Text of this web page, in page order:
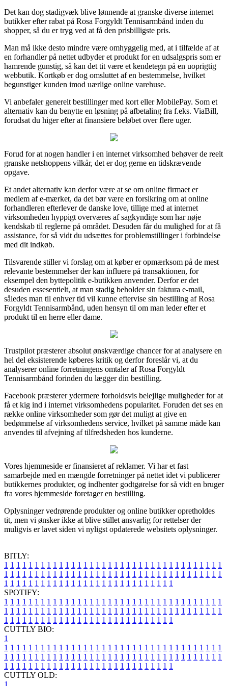
Det kan dog stadigvæk blive lønnende at granske diverse internet
butikker efter rabat på Rosa Forgyldt Tennisarmbånd inden du
shopper, så du er tryg ved at få den prisbilligste pris.
Man må ikke desto mindre være omhyggelig med, at i tilfælde af at
en forhandler på nettet udbyder et produkt for en udsalgspris som er
hamrende gunstig, så kan det tit være et kendetegn på en uoprigtig
webbutik. Kortkøb er dog omsluttet af en bestemmelse, hvilket
begunstiger kunden imod uærlige online varehuse.
Vi anbefaler generelt bestillinger med kort eller MobilePay. Som et
alternativ kan du benytte en løsning på afbetaling fra f.eks. ViaBill,
forudsat du higer efter at finansiere beløbet over flere uger.
Forud for at nogen handler i en internet virksomhed behøver de reelt
granske netshoppens vilkår, det er dog gerne en tidskrævende
opgave.
Et andet alternativ kan derfor være at se om online firmaet er
medlem af e-mærket, da det bør være en forsikring om at online
forhandleren efterlever de danske love, tillige med at internet
virksomheden hyppigt overværes af sagkyndige som har nøje
kendskab til reglerne på området. Desuden får du mulighed for at få
assistance, for så vidt du udsættes for problemstillinger i forbindelse
med dit indkøb.
Tilsvarende stiller vi forslag om at køber er opmærksom på de mest
relevante bestemmelser der kan influere på transaktionen, for
eksempel den byttepolitik e-butikken anvender. Derfor er det
desuden essesentielt, at man stadig beholder sin faktura e-mail,
således man til enhver tid vil kunne eftervise sin bestilling af Rosa
Forgyldt Tennisarmbånd, uden hensyn til om man leder efter et
produkt til en herre eller dame.
Trustpilot præsterer absolut ønskværdige chancer for at analysere en
hel del eksisterende køberes kritik og derfor foreslår vi, at du
analyserer online forretningens omtaler af Rosa Forgyldt
Tennisarmbånd forinden du lægger din bestilling.
Facebook præsterer ydermere forholdsvis belejlige muligheder for at
få et kig ind i internet virksomhedens popularitet. Foruden det ses en
række online virksomheder som gør det muligt at give en
bedømmelse af virksomhedens service, hvilket på samme måde kan
anvendes til afvejning af tilfredsheden hos kunderne.
Vores hjemmeside er finansieret af reklamer. Vi har et fast
samarbejde med en mængde forretninger på nettet idet vi publicerer
butikkernes produkter, og indhenter godtgørelse for så vidt en bruger
fra vores hjemmeside foretager en bestilling.
Oplysninger vedrørende produkter og online butikker opretholdes
tit, men vi ønsker ikke at blive stillet ansvarlig for rettelser der
muligvis er lavet siden vi nyligst opdaterede websitets oplysninger.
BITLY:
1 1 1 1 1 1 1 1 1 1 1 1 1 1 1 1 1 1 1 1 1 1 1 1 1 1 1 1 1 1 1 1 1 1 1 1
1 1 1 1 1 1 1 1 1 1 1 1 1 1 1 1 1 1 1 1 1 1 1 1 1 1 1 1 1 1 1 1 1 1 1 1
1 1 1 1 1 1 1 1 1 1 1 1 1 1 1 1 1 1 1 1 1 1 1 1 1 1 1 1
SPOTIFY:
1 1 1 1 1 1 1 1 1 1 1 1 1 1 1 1 1 1 1 1 1 1 1 1 1 1 1 1 1 1 1 1 1 1 1 1
1 1 1 1 1 1 1 1 1 1 1 1 1 1 1 1 1 1 1 1 1 1 1 1 1 1 1 1 1 1 1 1 1 1 1 1
1 1 1 1 1 1 1 1 1 1 1 1 1 1 1 1 1 1 1 1 1 1 1 1 1 1 1 1
CUTTLY BIO:
1
1 1 1 1 1 1 1 1 1 1 1 1 1 1 1 1 1 1 1 1 1 1 1 1 1 1 1 1 1 1 1 1 1 1 1 1
1 1 1 1 1 1 1 1 1 1 1 1 1 1 1 1 1 1 1 1 1 1 1 1 1 1 1 1 1 1 1 1 1 1 1 1
1 1 1 1 1 1 1 1 1 1 1 1 1 1 1 1 1 1 1 1 1 1 1 1 1 1 1 1
CUTTLY OLD:
1